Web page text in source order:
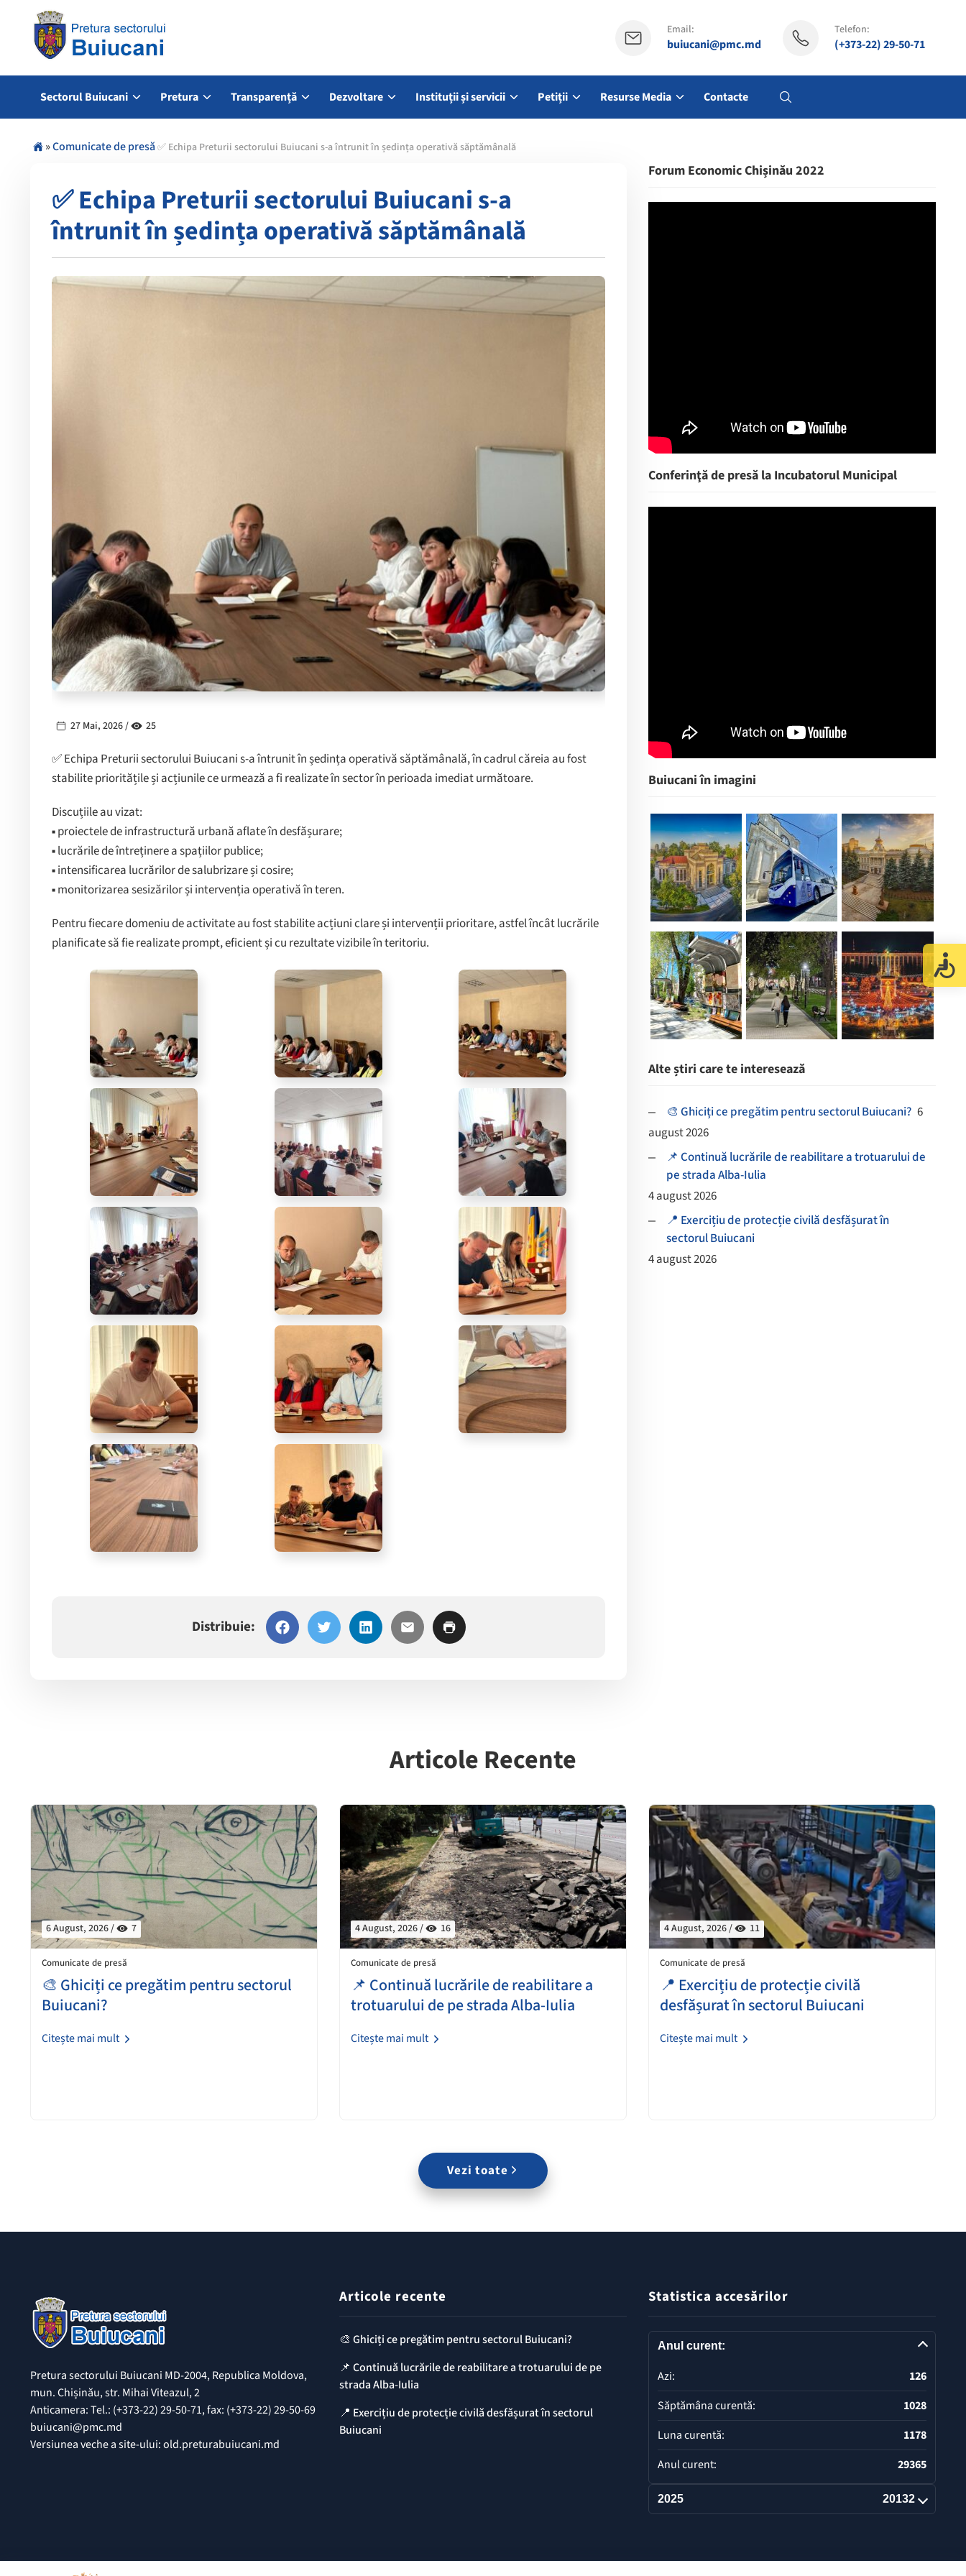
Email:
buiucani@pmc.md
Telefon:
(+373-22) 29-50-71
Sectorul Buiucani Pretura Transparență Dezvoltare Instituții și servicii Petiții Resurse Media Contacte
»Comunicate de presă ✅️ Echipa Preturii sectorului Buiucani s-a întrunit în ședința operativă săptămânală
✅️ Echipa Preturii sectorului Buiucani s-a
întrunit în ședința operativă săptămânală
27 Mai, 2026 / 25
✅️ Echipa Preturii sectorului Buiucani s-a întrunit în ședința operativă săptămânală, în cadrul căreia au fost
stabilite prioritățile și acțiunile ce urmează a fi realizate în sector în perioada imediat următoare.
Discuțiile au vizat:
▪️ proiectele de infrastructură urbană aflate în desfășurare;
▪️ lucrările de întreținere a spațiilor publice;
▪️ intensificarea lucrărilor de salubrizare și cosire;
▪️ monitorizarea sesizărilor și intervenția operativă în teren.
Pentru fiecare domeniu de activitate au fost stabilite acțiuni clare și intervenții prioritare, astfel încât lucrările
planificate să fie realizate prompt, eficient și cu rezultate vizibile în teritoriu.
Distribuie:
Forum Economic Chișinău 2022
Conferinţă de presă la Incubatorul Municipal
Buiucani în imagini
Alte știri care te interesează
🎨 Ghiciți ce pregătim pentru sectorul Buiucani? 6
august 2026
📌 Continuă lucrările de reabilitare a trotuarului de
pe strada Alba-Iulia
4 august 2026
📍 Exercițiu de protecție civilă desfășurat în
sectorul Buiucani
4 august 2026
Articole Recente
6 August, 2026 / 7
Comunicate de presă
🎨 Ghiciți ce pregătim pentru sectorul
Buiucani?
Citește mai mult
4 August, 2026 / 16
Comunicate de presă
📌 Continuă lucrările de reabilitare a
trotuarului de pe strada Alba-Iulia
Citește mai mult
4 August, 2026 / 11
Comunicate de presă
📍 Exercițiu de protecție civilă
desfășurat în sectorul Buiucani
Citește mai mult
Vezi toate
Pretura sectorului Buiucani MD-2004, Republica Moldova,
mun. Chișinău, str. Mihai Viteazul, 2
Anticamera: Tel.: (+373-22) 29-50-71, fax: (+373-22) 29-50-69
buiucani@pmc.md
Versiunea veche a site-ului: old.preturabuiucani.md
Articole recente
🎨 Ghiciți ce pregătim pentru sectorul Buiucani?
📌 Continuă lucrările de reabilitare a trotuarului de pe
strada Alba-Iulia
📍 Exercițiu de protecție civilă desfășurat în sectorul
Buiucani
Statistica accesărilor
Anul curent:
Azi:
126
Săptămâna curentă:
1028
Luna curentă:
1178
Anul curent:
29365
2025 20132
Deschide